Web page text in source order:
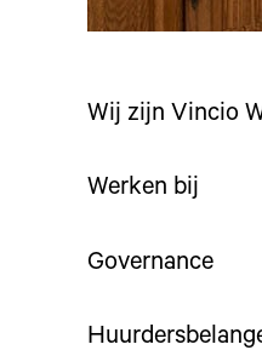
Wij zijn Vincio
Werken bij
Governance